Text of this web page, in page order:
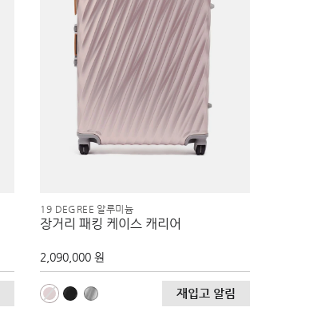
19 DEGREE 알루미늄
장거리 패킹 케이스 캐리어
2,090,000 원
재입고 알림